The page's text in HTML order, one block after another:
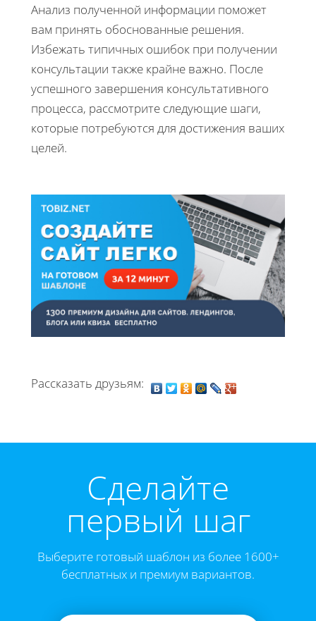
Анализ полученной информации поможет
вам принять обоснованные решения.
Избежать типичных ошибок при получении
консультации также крайне важно. После
успешного завершения консультативного
процесса, рассмотрите следующие шаги,
которые потребуются для достижения ваших
целей.
Рассказать друзьям:
Cделайте
первый шаг
Выберите готовый шаблон из более 1600+
бесплатных и премиум вариантов.